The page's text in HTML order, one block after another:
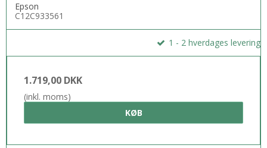
Epson
C12C933561
1 - 2 hverdages levering
1.719,00 DKK
(inkl. moms)
KØB